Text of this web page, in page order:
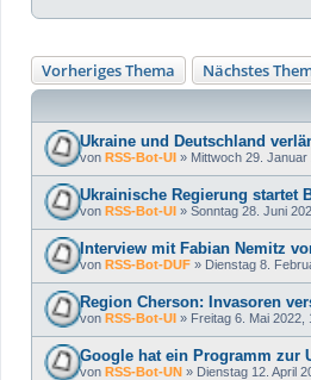
Vorheriges Thema Nächstes
Ukraine und Deutschland
von RSS-Bot-UI » Mittwoch 29. Januar
Ukrainische Regierung startet
von RSS-Bot-UI » Sonntag 28. Juni
Interview mit Fabian Nemitz
von RSS-Bot-DUF » Dienstag 8.
Region Cherson: Invasoren
von RSS-Bot-UI » Freitag 6. Mai 2022,
Google hat ein Programm zur
von RSS-Bot-UN » Dienstag 12. April